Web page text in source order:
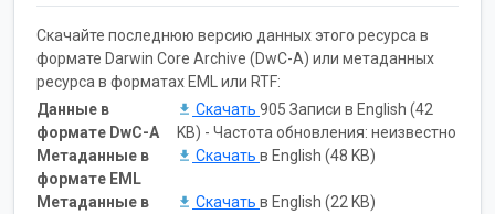
Скачайте последнюю версию данных этого ресурса в
формате Darwin Core Archive (DwC-A) или метаданных
ресурса в форматах EML или RTF:
Данные в
формате DwC-A
Скачать 905 Записи в English (42
KB) - Частота обновления: неизвестно
Метаданные в
формате EML
Скачать в English (48 KB)
Метаданные в
Скачать в English (22 KB)